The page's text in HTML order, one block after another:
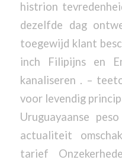
histrion
dezelfde dag
toegewijd klant
inch Filipijns en
kanaliseren . –
voor levendig
Uruguayaanse
actualiteit
tarief